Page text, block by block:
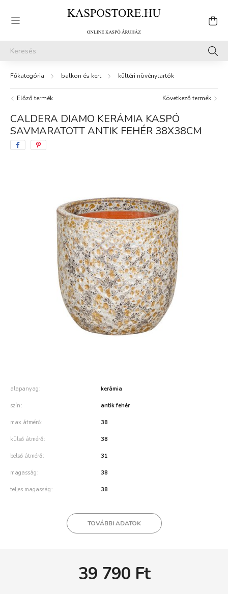
balkon és kert kültéri növénytartók
Előző termék Következő termék
CALDERA DIAMO KERÁMIA KASPÓ
SAVMARATOTT ANTIK FEHÉR 38X38CM
alapanyag kerámia
szín antik fehér
max átmérő 38
külső átmérő 38
belső átmérő 31
magasság 38
teljes magasság 38
TOVÁBBI ADATOK
39 790 Ft